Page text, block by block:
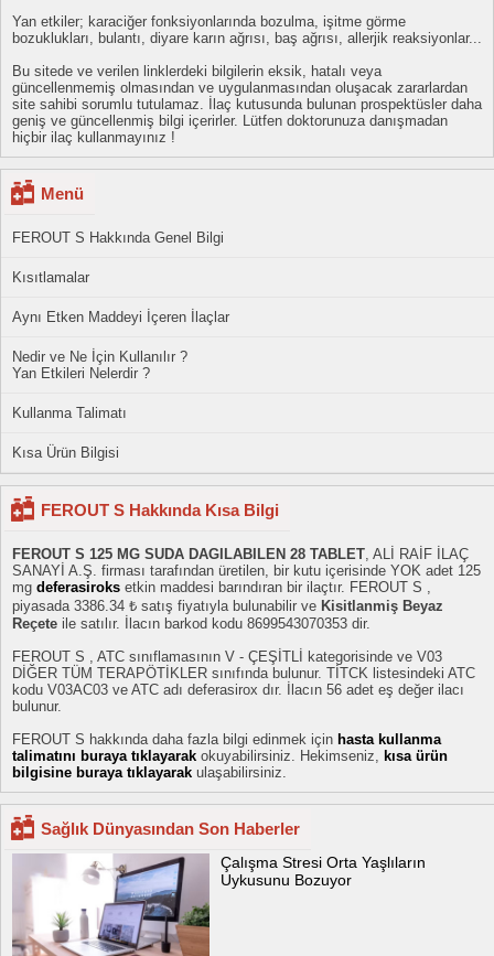
Yan etkiler; karaciğer fonksiyonlarında bozulma, işitme görme
bozuklukları, bulantı, diyare karın ağrısı, baş ağrısı, allerjik reaksiyonlar...
Bu sitede ve verilen linklerdeki bilgilerin eksik, hatalı veya
güncellenmemiş olmasından ve uygulanmasından oluşacak zararlardan
site sahibi sorumlu tutulamaz. İlaç kutusunda bulunan prospektüsler daha
geniş ve güncellenmiş bilgi içerirler. Lütfen doktorunuza danışmadan
hiçbir ilaç kullanmayınız !
Menü
FEROUT S Hakkında Genel Bilgi
Kısıtlamalar
Aynı Etken Maddeyi İçeren İlaçlar
Nedir ve Ne İçin Kullanılır ?
Yan Etkileri Nelerdir ?
Kullanma Talimatı
Kısa Ürün Bilgisi
FEROUT S Hakkında Kısa Bilgi
FEROUT S 125 MG SUDA DAGILABILEN 28 TABLET, ALİ RAİF İLAÇ
SANAYİ A.Ş. firması tarafından üretilen, bir kutu içerisinde YOK adet 125
mg deferasiroks etkin maddesi barındıran bir ilaçtır. FEROUT S ,
piyasada 3386.34 ₺ satış fiyatıyla bulunabilir ve Kisitlanmiş Beyaz
Reçete ile satılır. İlacın barkod kodu 8699543070353 dir.
FEROUT S , ATC sınıflamasının V - ÇEŞİTLİ kategorisinde ve V03
DİĞER TÜM TERAPÖTİKLER sınıfında bulunur. TİTCK listesindeki ATC
kodu V03AC03 ve ATC adı deferasirox dır. İlacın 56 adet eş değer ilacı
bulunur.
FEROUT S hakkında daha fazla bilgi edinmek için hasta kullanma
talimatını buraya tıklayarak okuyabilirsiniz. Hekimseniz, kısa ürün
bilgisine buraya tıklayarak ulaşabilirsiniz.
Sağlık Dünyasından Son Haberler
Çalışma Stresi Orta Yaşlıların
Uykusunu Bozuyor